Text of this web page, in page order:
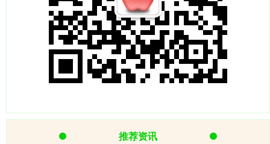
推荐资讯